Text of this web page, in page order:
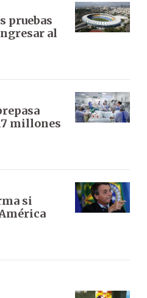
pruebas
al
millones
si